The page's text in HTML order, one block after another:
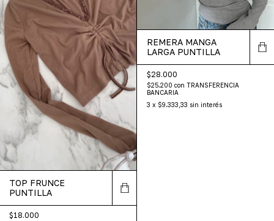
TOP FRUNCE
PUNTILLA
$18.000
REMERA MANGA
LARGA PUNTILLA
$28.000
$25.200 con TRANSFERENCIA
BANCARIA
3 x $9.333,33 sin interés